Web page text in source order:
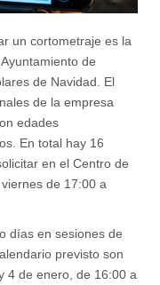
un cortometraje es la
de
de Navidad. El
de la empresa
edades
En total hay 16
en el Centro de
de 17:00 a
días en sesiones de
previsto son
4 de enero, de 16:00 a